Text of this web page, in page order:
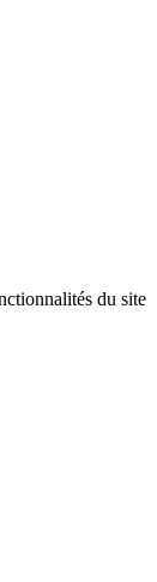
du site